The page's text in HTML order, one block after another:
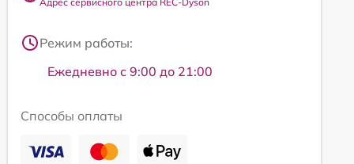
Режим работы:
Ежедневно с 9:00 до 21:00
Способы оплаты